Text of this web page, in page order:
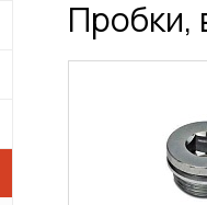
Пробки,